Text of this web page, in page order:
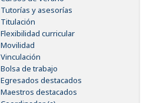
Tutorías y asesorías
Titulación
Flexibilidad curricular
Movilidad
Vinculación
Bolsa de trabajo
Egresados destacados
Maestros destacados